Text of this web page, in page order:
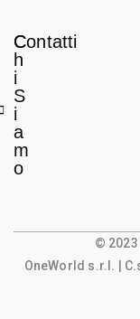
C
h
i
S
i
a
m
o
Contatti
© 2023
OneWorld s.r.l.
|